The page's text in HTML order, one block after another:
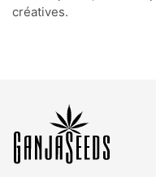
créatives.